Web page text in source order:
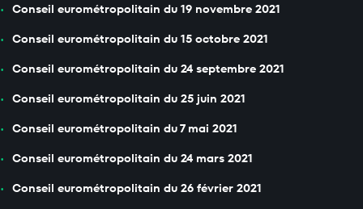
Conseil eurométropolitain du 19 novembre 2021
Conseil eurométropolitain du 15 octobre 2021
Conseil eurométropolitain du 24 septembre 2021
Conseil eurométropolitain du 25 juin 2021
Conseil eurométropolitain du 7 mai 2021
Conseil eurométropolitain du 24 mars 2021
Conseil eurométropolitain du 26 février 2021